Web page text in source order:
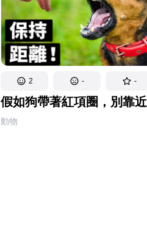
2 - -
假如狗帶著紅項圈，別靠近
動物